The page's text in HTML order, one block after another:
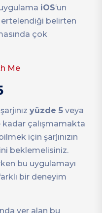
iOS‘un
ertelendiği belirten
çok
yüzde 5 veya
çalışmamakta
için şarjınızın
beklemelisiniz.
bu uygulamayı
bir deneyim
yer alan bu